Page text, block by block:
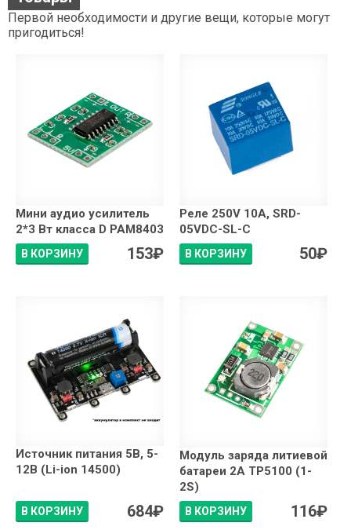
Первой необходимости и другие вещи, которые могут
пригодиться!
Мини аудио усилитель
2*3 Вт класса D PAM8403
В КОРЗИНУ 153₽
Реле 250V 10A, SRD-
05VDC-SL-C
В КОРЗИНУ 50₽
Источник питания 5В, 5-
12В (Li-ion 14500)
В КОРЗИНУ 684₽
Модуль заряда литиевой
батареи 2А TP5100 (1-
2S)
В КОРЗИНУ 116₽